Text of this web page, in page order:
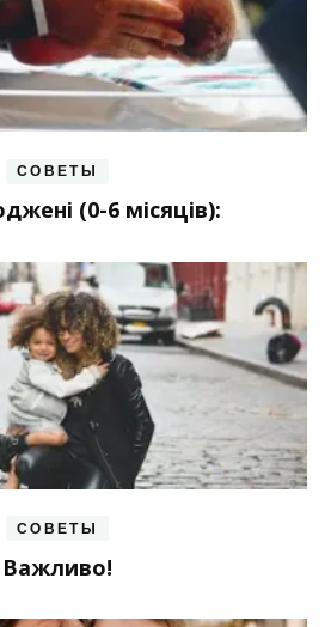
СОВЕТЫ
(0-6 місяців):
СОВЕТЫ
Важливо!